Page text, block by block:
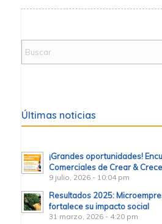
Últimas noticias
¡Grandes oportunidades!
Comerciales de Crear &
9 julio, 2026 - 10:04 pm
Resultados 2025:
fortalece su impacto social
31 marzo, 2026 - 4:20 pm